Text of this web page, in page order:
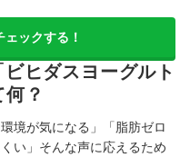
ックする！
ヒダスヨーグルト
？
境が気になる」「脂肪ゼロ
い」そんな声に応えるため